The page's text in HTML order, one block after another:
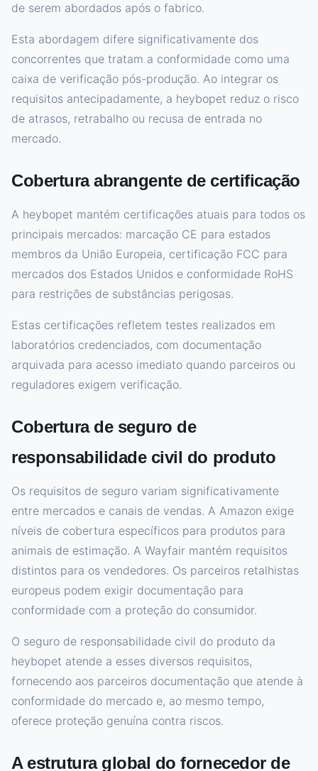
de serem abordados após o fabrico.
Esta abordagem difere significativamente dos
concorrentes que tratam a conformidade como uma
caixa de verificação pós-produção. Ao integrar os
requisitos antecipadamente, a heybopet reduz o risco
de atrasos, retrabalho ou recusa de entrada no
mercado.
Cobertura abrangente de certificação
A heybopet mantém certificações atuais para todos os
principais mercados: marcação CE para estados
membros da União Europeia, certificação FCC para
mercados dos Estados Unidos e conformidade RoHS
para restrições de substâncias perigosas.
Estas certificações refletem testes realizados em
laboratórios credenciados, com documentação
arquivada para acesso imediato quando parceiros ou
reguladores exigem verificação.
Cobertura de seguro de
responsabilidade civil do produto
Os requisitos de seguro variam significativamente
entre mercados e canais de vendas. A Amazon exige
níveis de cobertura específicos para produtos para
animais de estimação. A Wayfair mantém requisitos
distintos para os vendedores. Os parceiros retalhistas
europeus podem exigir documentação para
conformidade com a proteção do consumidor.
O seguro de responsabilidade civil do produto da
heybopet atende a esses diversos requisitos,
fornecendo aos parceiros documentação que atende à
conformidade do mercado e, ao mesmo tempo,
oferece proteção genuína contra riscos.
A estrutura global do fornecedor de